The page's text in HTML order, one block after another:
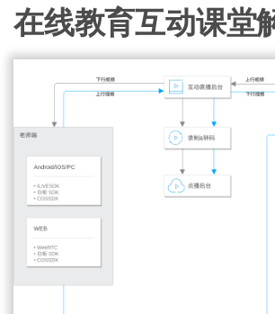
在线教育互动课堂